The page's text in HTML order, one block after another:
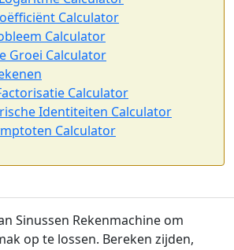
Calculator
Calculator
Groei Calculator
Calculator
Identiteiten Calculator
Calculator
Sinussen Rekenmachine om
op te lossen. Bereken zijden,